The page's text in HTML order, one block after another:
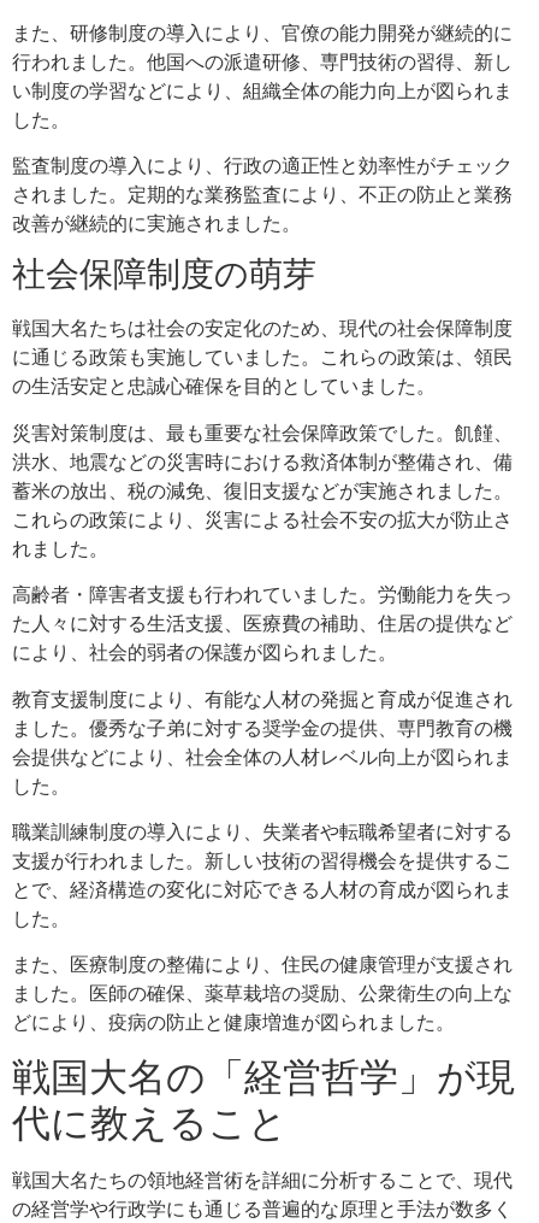
また、研修制度の導入により、官僚の能力開発が継続的に
行われました。他国への派遣研修、専門技術の習得、新し
い制度の学習などにより、組織全体の能力向上が図られま
した。
監査制度の導入により、行政の適正性と効率性がチェック
されました。定期的な業務監査により、不正の防止と業務
改善が継続的に実施されました。
社会保障制度の萌芽
戦国大名たちは社会の安定化のため、現代の社会保障制度
に通じる政策も実施していました。これらの政策は、領民
の生活安定と忠誠心確保を目的としていました。
災害対策制度は、最も重要な社会保障政策でした。飢饉、
洪水、地震などの災害時における救済体制が整備され、備
蓄米の放出、税の減免、復旧支援などが実施されました。
これらの政策により、災害による社会不安の拡大が防止さ
れました。
高齢者・障害者支援も行われていました。労働能力を失っ
た人々に対する生活支援、医療費の補助、住居の提供など
により、社会的弱者の保護が図られました。
教育支援制度により、有能な人材の発掘と育成が促進され
ました。優秀な子弟に対する奨学金の提供、専門教育の機
会提供などにより、社会全体の人材レベル向上が図られま
した。
職業訓練制度の導入により、失業者や転職希望者に対する
支援が行われました。新しい技術の習得機会を提供するこ
とで、経済構造の変化に対応できる人材の育成が図られま
した。
また、医療制度の整備により、住民の健康管理が支援され
ました。医師の確保、薬草栽培の奨励、公衆衛生の向上な
どにより、疫病の防止と健康増進が図られました。
戦国大名の「経営哲学」が現
代に教えること
戦国大名たちの領地経営術を詳細に分析することで、現代
の経営学や行政学にも通じる普遍的な原理と手法が数多く